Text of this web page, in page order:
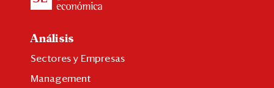
Análisis
Sectores y Empresas
Management